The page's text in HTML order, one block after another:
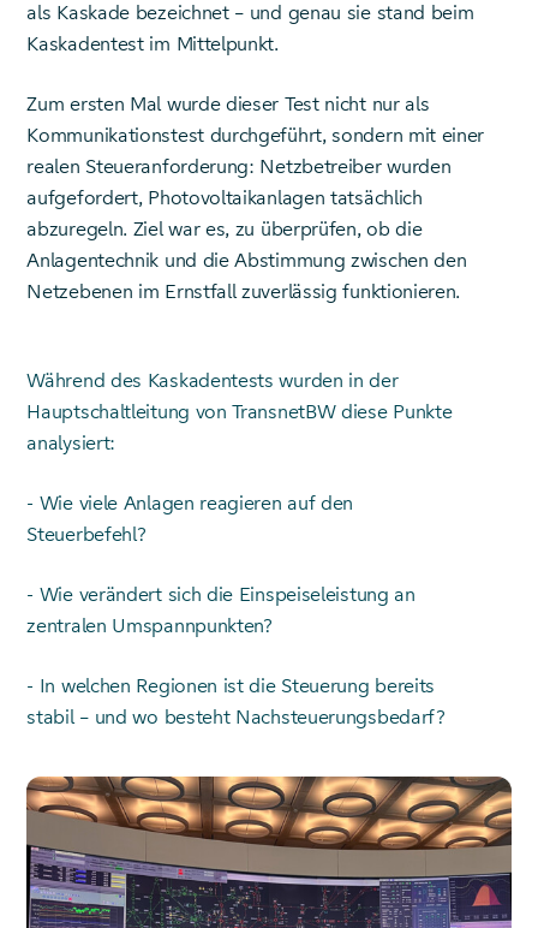
als Kaskade bezeichnet – und genau sie stand beim
Kaskadentest im Mittelpunkt.
Zum ersten Mal wurde dieser Test nicht nur als
Kommunikationstest durchgeführt, sondern mit einer
realen Steueranforderung: Netzbetreiber wurden
aufgefordert, Photovoltaikanlagen tatsächlich
abzuregeln. Ziel war es, zu überprüfen, ob die
Anlagentechnik und die Abstimmung zwischen den
Netzebenen im Ernstfall zuverlässig funktionieren.
Während des Kaskadentests wurden in der
Hauptschaltleitung von TransnetBW diese Punkte
analysiert:
- Wie viele Anlagen reagieren auf den
Steuerbefehl?
- Wie verändert sich die Einspeiseleistung an
zentralen Umspannpunkten?
- In welchen Regionen ist die Steuerung bereits
stabil – und wo besteht Nachsteuerungsbedarf?